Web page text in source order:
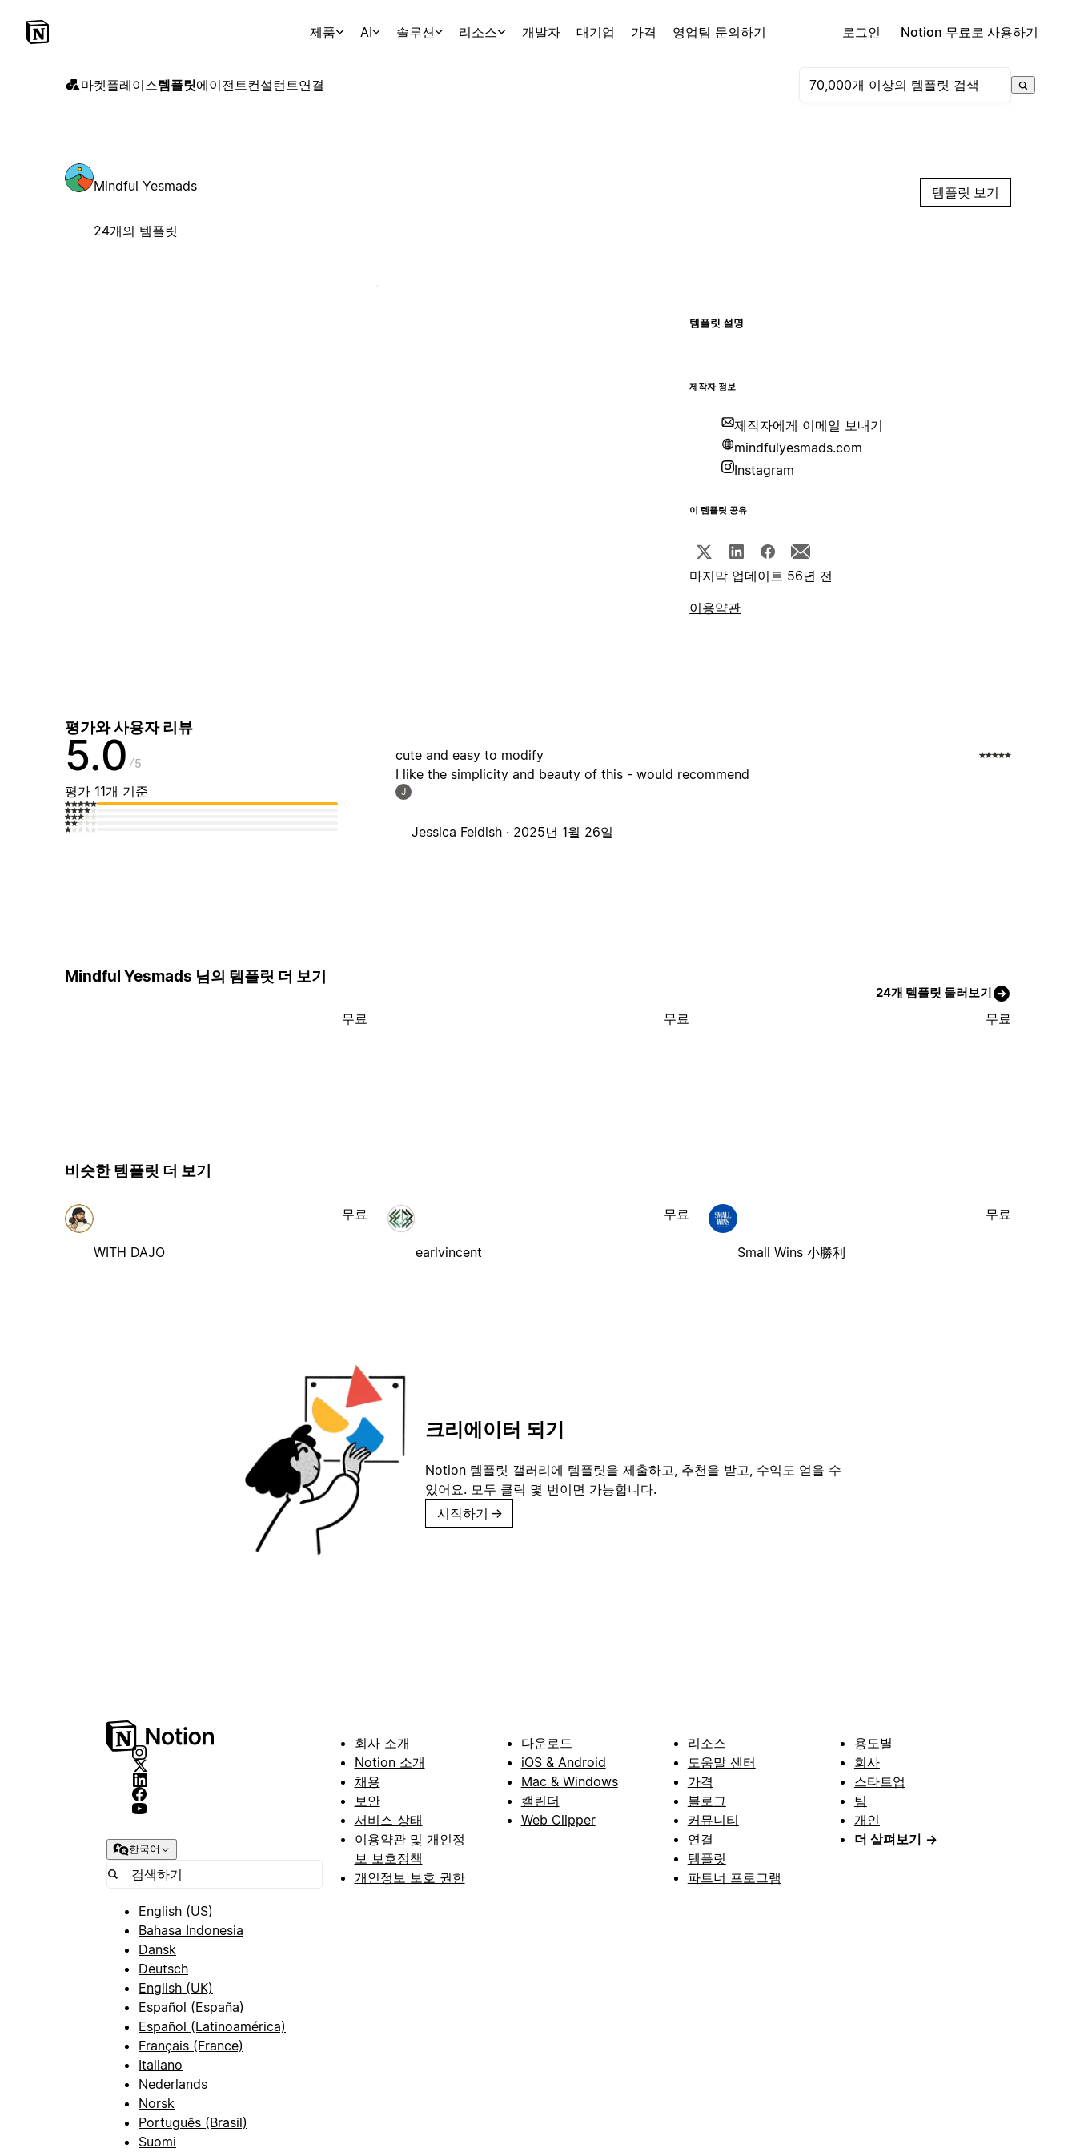
제품 AI 솔루션 리소스 개발자 대기업 가격 영업팀 문의하기 로그인 Notion 무료로 사용하기
마켓플레이스템플릿에이전트컨설턴트연결
Mindful Yesmads
24개의 템플릿
템플릿 보기
템플릿 설명
제작자 정보
제작자에게 이메일 보내기
mindfulyesmads.com
Instagram
이 템플릿 공유
마지막 업데이트 56년 전
이용약관
평가와 사용자 리뷰
5.0 5
평가 11개 기준
cute and easy to modify
I like the simplicity and beauty of this - would recommend
J
Jessica Feldish · 2025년 1월 26일
Mindful Yesmads 님의 템플릿 더 보기
24개 템플릿 둘러보기
무료 무료 무료
비슷한 템플릿 더 보기
WITH DAJO
무료
earlvincent
무료
Small Wins 小勝利
무료
크리에이터 되기
Notion 템플릿 갤러리에 템플릿을 제출하고, 추천을 받고, 수익도 얻을 수
있어요. 모두 클릭 몇 번이면 가능합니다.
시작하기 →
한국어
English (US)
Bahasa Indonesia
Dansk
Deutsch
English (UK)
Español (España)
Español (Latinoamérica)
Français (France)
Italiano
Nederlands
Norsk
Português (Brasil)
Suomi
회사 소개
Notion 소개
채용
보안
서비스 상태
이용약관 및 개인정
보 보호정책
개인정보 보호 권한
다운로드
iOS & Android
Mac & Windows
캘린더
Web Clipper
리소스
도움말 센터
가격
블로그
커뮤니티
연결
템플릿
파트너 프로그램
용도별
회사
스타트업
팀
개인
더 살펴보기 →